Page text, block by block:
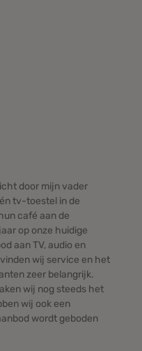
door mijn vader
tv-toestel in de
café aan de
op onze huidige
aan TV, audio en
wij service en het
zeer belangrijk.
wij nog steeds het
wij ook een
wordt geboden